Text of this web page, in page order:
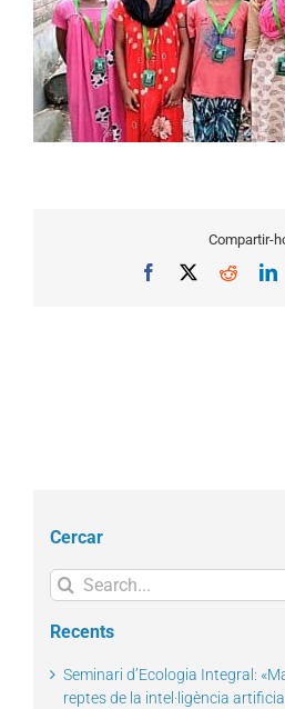
Compartir-
Facebook Reddit
Cercar
Search
for:
Recents
Seminari d’Ecologia Integral:
reptes de la intel·ligència